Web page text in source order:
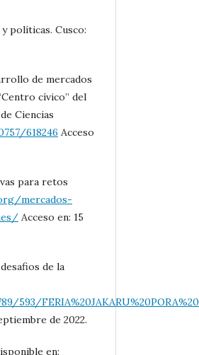
políticas. Cusco:
de mercados
cívico” del
Ciencias
618246 Acceso
para retos
mercados-
Acceso en: 15
de la
593/
de 2022.
en: